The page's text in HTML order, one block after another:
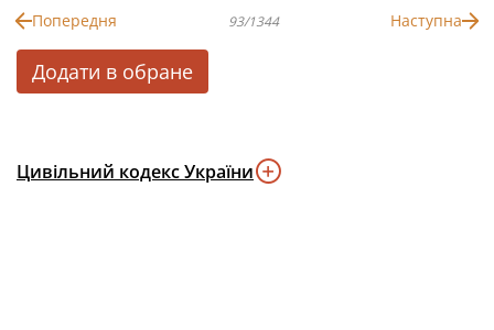
Попередня 93/1344 Наступна
Додати в обране
Цивільний кодекс України